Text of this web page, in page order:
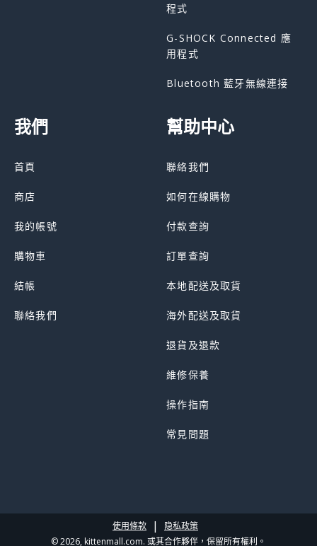
程式
G-SHOCK Connected 應
用程式
Bluetooth 藍牙無線連接
我們
首頁
商店
我的帳號
購物車
結帳
聯絡我們
幫助中心
聯絡我們
如何在線購物
付款查詢
訂單查詢
本地配送及取貨
海外配送及取貨
退貨及退款
維修保養
操作指南
常見問題
使用條款 |
隐私政策
© 2026, kittenmall.com. 或其合作夥伴，保留所有權利。